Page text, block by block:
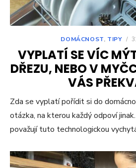
DOMÁCNOST, TIPY /
VYPLATÍ SE VÍC
DŘEZU, NEBO V
VÁS
Zda se vyplatí pořídit si do
otázka, na kterou každý odpoví
považují tuto technologickou